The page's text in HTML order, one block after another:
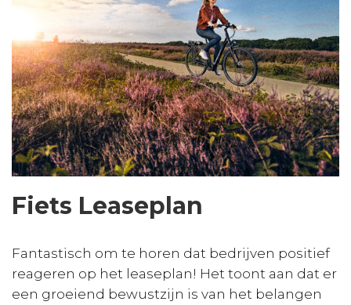
Fiets Leaseplan
Fantastisch om te horen dat bedrijven positief
reageren op het leaseplan! Het toont aan dat er
een groeiend bewustzijn is van het belangen